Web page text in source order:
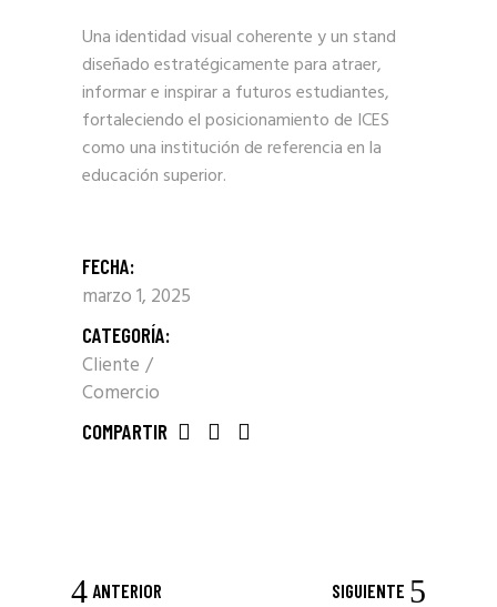
Una identidad visual coherente y un stand
diseñado estratégicamente para atraer,
informar e inspirar a futuros estudiantes,
fortaleciendo el posicionamiento de ICES
como una institución de referencia en la
educación superior.
FECHA:
marzo 1, 2025
CATEGORÍA:
Cliente
Comercio
COMPARTIR
ANTERIOR SIGUIENTE